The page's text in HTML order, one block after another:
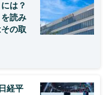
は？
読み
の取
経平